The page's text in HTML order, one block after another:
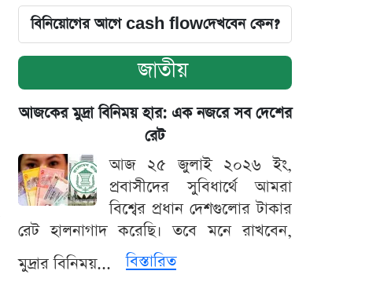
বিনিয়োগের আগে cash flowদেখবেন কেন?
জাতীয়
আজকের মুদ্রা বিনিময় হার: এক নজরে সব দেশের
রেট
আজ ২৫ জুলাই ২০২৬ ইং,
প্রবাসীদের সুবিধার্থে আমরা
বিশ্বের প্রধান দেশগুলোর টাকার
রেট হালনাগাদ করেছি। তবে মনে রাখবেন,
মুদ্রার বিনিময়...
বিস্তারিত